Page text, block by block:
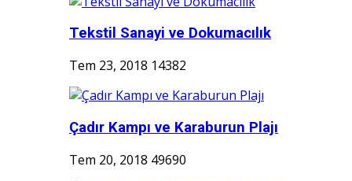
Tekstil Sanayi ve Dokumacılık
Tem 23, 2018 14382
Çadır Kampı ve Karaburun Plajı
Tem 20, 2018 49690